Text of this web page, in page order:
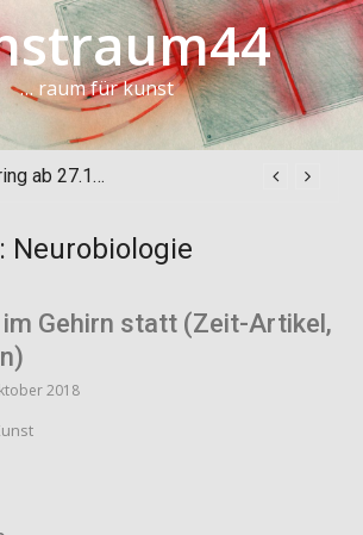
… raum für kunst
ART Vischering ab 27.10.24
Neurobiologie
Gehirn statt (Zeit-Artikel,
2018